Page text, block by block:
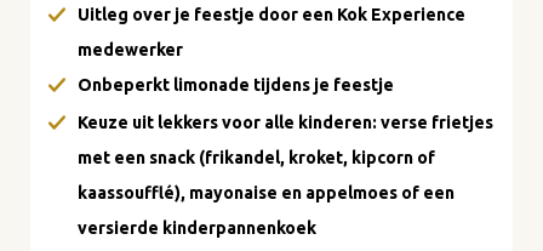
Uitleg over je feestje door een Kok Experience
medewerker
Onbeperkt limonade tijdens je feestje
Keuze uit lekkers voor alle kinderen: verse frietjes
met een snack (frikandel, kroket, kipcorn of
kaassoufflé), mayonaise en appelmoes of een
versierde kinderpannenkoek